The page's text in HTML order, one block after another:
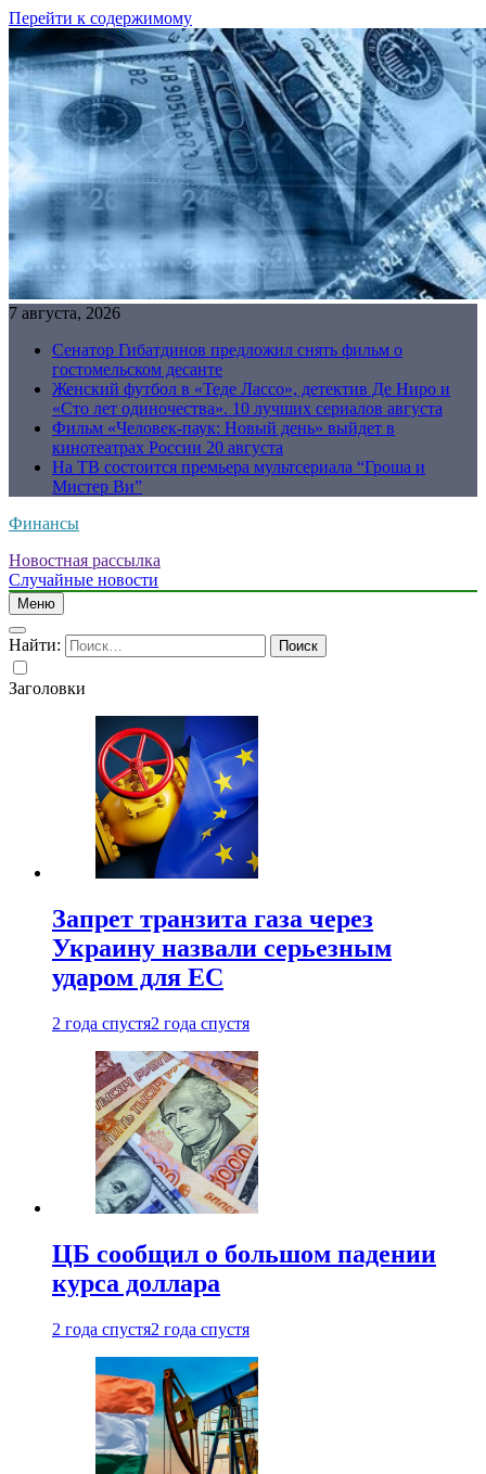
Перейти к содержимому
7 августа, 2026
Сенатор Гибатдинов предложил снять фильм о
гостомельском десанте
Женский футбол в «Теде Лассо», детектив Де Ниро и
«Сто лет одиночества». 10 лучших сериалов августа
Фильм «Человек-паук: Новый день» выйдет в
кинотеатрах России 20 августа
На ТВ состоится премьера мультсериала “Гроша и
Мистер Ви”
Финансы
Новостная рассылка
Случайные новости
Меню
Найти:
Заголовки
Запрет транзита газа через
Украину назвали серьезным
ударом для ЕС
2 года спустя2 года спустя
ЦБ сообщил о большом падении
курса доллара
2 года спустя2 года спустя